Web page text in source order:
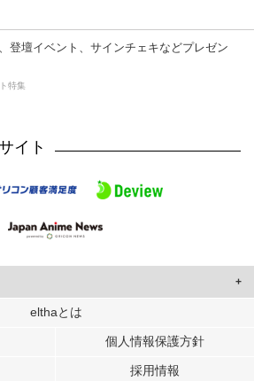
登壇イベント、サインチェキなどプレゼン
特集
イト
して、ユーザーに合わせたコンテンツや広告の
解析の各パートナーに提供しています。
elthaとは
個人情報保護方針
採用情報